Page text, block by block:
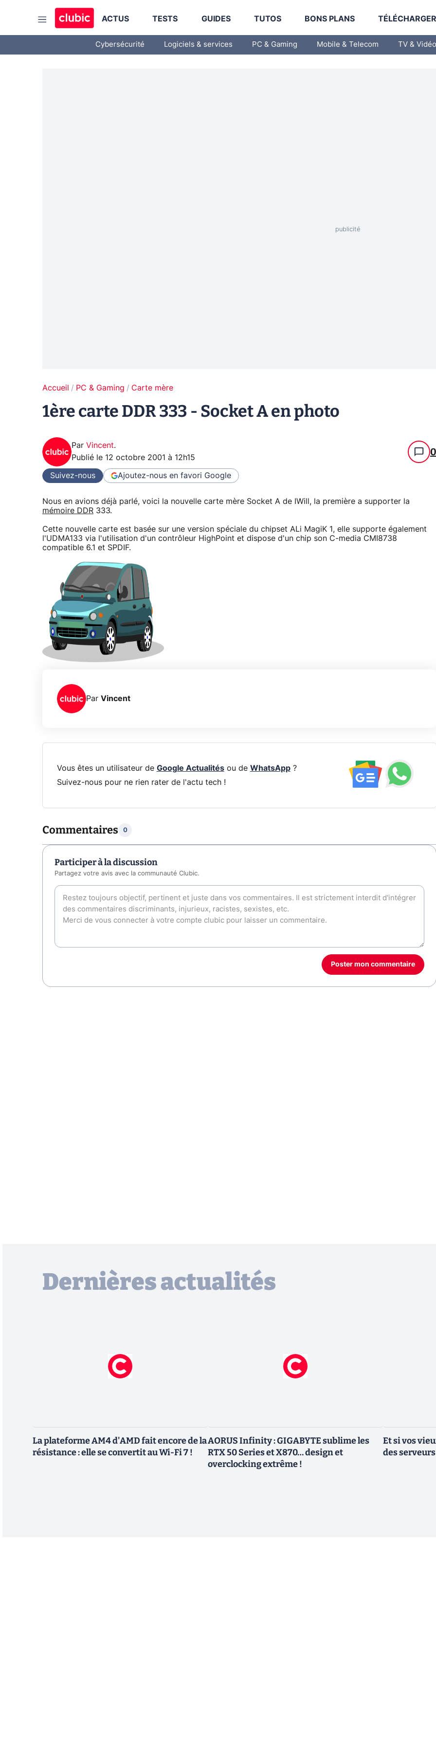
ACTUS TESTS GUIDES TUTOS BONS PLANS
Cybersécurité Logiciels & services PC & Gaming Mobile & Telecom TV & Vidéo
Accueil PC & Gaming Carte mère
1ère carte DDR 333 - Socket A en photo
Par Vincent.
Publié le 12 octobre 2001 à 12h15 0
Suivez-nous Ajoutez-nous en favori Google
Nous en avions déjà parlé, voici la nouvelle carte mère Socket A de IWill, la première a supporter la
mémoire DDR 333.
Cette nouvelle carte est basée sur une version spéciale du chipset ALi MagiK 1, elle supporte également
l'UDMA133 via l'utilisation d'un contrôleur HighPoint et dispose d'un chip son C-media CMI8738
compatible 6.1 et SPDIF.
Par Vincent
Vous êtes un utilisateur de Google Actualitésou de WhatsApp?
Suivez-nous pour ne rien rater de l'actu tech !
Commentaires 0
Participer à la discussion
Partagez votre avis avec la communauté Clubic.
Poster mon commentaire
Dernières actualités
La plateforme AM4 d'AMD fait encore de la
résistance : elle se convertit au Wi-Fi 7 !
AORUS Infinity : GIGABYTE sublime les
RTX 50 Series et X870… design et
overclocking extrême !
Et si vos
des